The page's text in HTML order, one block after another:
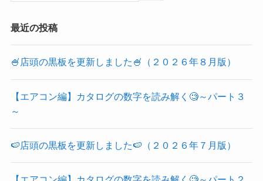
最近の投稿
🍧店頭の黒板を更新しました🍧（２０２６年８月版）
【エアコン編】カタログの数字を読み解く🧐～パート３
～
🍉店頭の黒板を更新しました🍉（２０２６年７月版）